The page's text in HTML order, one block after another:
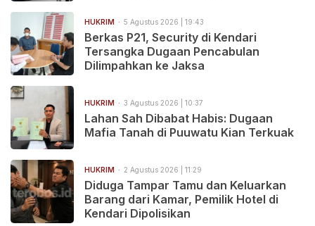
HUKRIM 5 Agustus 2026 | 19:43
Berkas P21, Security di Kendari
Tersangka Dugaan Pencabulan
Dilimpahkan ke Jaksa
HUKRIM 3 Agustus 2026 | 10:37
Lahan Sah Dibabat Habis: Dugaan
Mafia Tanah di Puuwatu Kian Terkuak
HUKRIM 2 Agustus 2026 | 11:29
Diduga Tampar Tamu dan Keluarkan
Barang dari Kamar, Pemilik Hotel di
Kendari Dipolisikan